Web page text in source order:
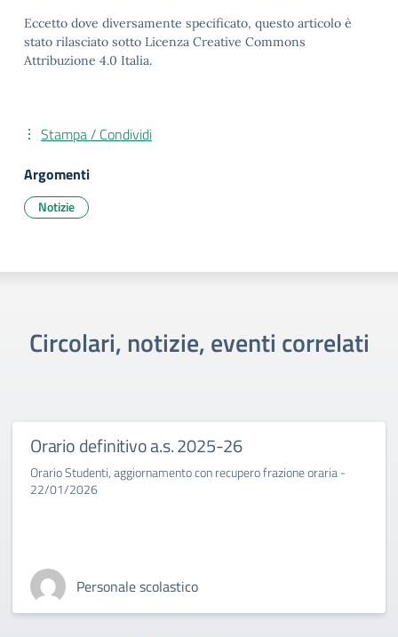
Eccetto dove diversamente specificato, questo articolo è
stato rilasciato sotto Licenza Creative Commons
Attribuzione 4.0 Italia.
Stampa / Condividi
Argomenti
Notizie
Circolari, notizie, eventi correlati
Orario definitivo a.s. 2025-26
Orario Studenti, aggiornamento con recupero frazione oraria -
22/01/2026
Personale scolastico